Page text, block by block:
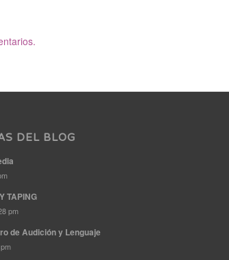
DEL BLOG
TAPING
pm
de Audición y Lenguaje